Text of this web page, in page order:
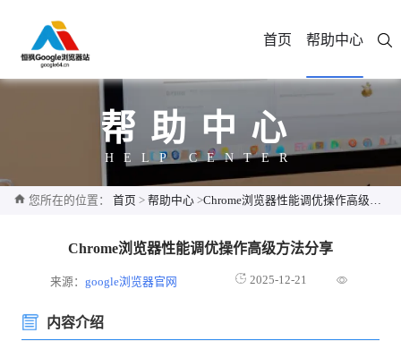
首页 帮助中心
帮助中心
HELP CENTER
您所在的位置： 首页 > 帮助中心 >Chrome浏览器性能调优操作高级方法分享
Chrome浏览器性能调优操作高级方法分享
来源：google浏览器官网 2025-12-21
内容介绍